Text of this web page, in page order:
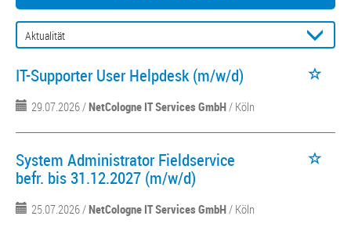
IT-Supporter User Helpdesk (m/w/d)
29.07.2026 /NetCologne IT Services GmbH/ Köln
System Administrator Fieldservice
befr. bis 31.12.2027 (m/w/d)
25.07.2026 /NetCologne IT Services GmbH/ Köln